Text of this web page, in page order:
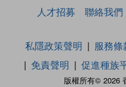
人才招募
聯絡我們
版權所有© 2026
私隱政策聲明 服務條
免責聲明
促進種族